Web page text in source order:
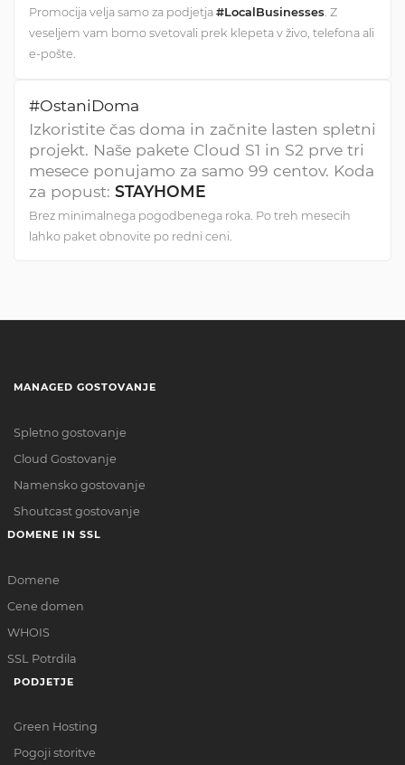
Promocija velja samo za podjetja #LocalBusinesses. Z
veseljem vam bomo svetovali prek klepeta v živo, telefona ali
e-pošte.
#OstaniDoma
Izkoristite čas doma in začnite lasten spletni
projekt. Naše pakete Cloud S1 in S2 prve tri
mesece ponujamo za samo 99 centov. Koda
za popust: STAYHOME
Brez minimalnega pogodbenega roka. Po treh mesecih
lahko paket obnovite po redni ceni.
MANAGED GOSTOVANJE
Spletno gostovanje
Cloud Gostovanje
Namensko gostovanje
Shoutcast gostovanje
DOMENE IN SSL
Domene
Cene domen
WHOIS
SSL Potrdila
PODJETJE
Green Hosting
Pogoji storitve